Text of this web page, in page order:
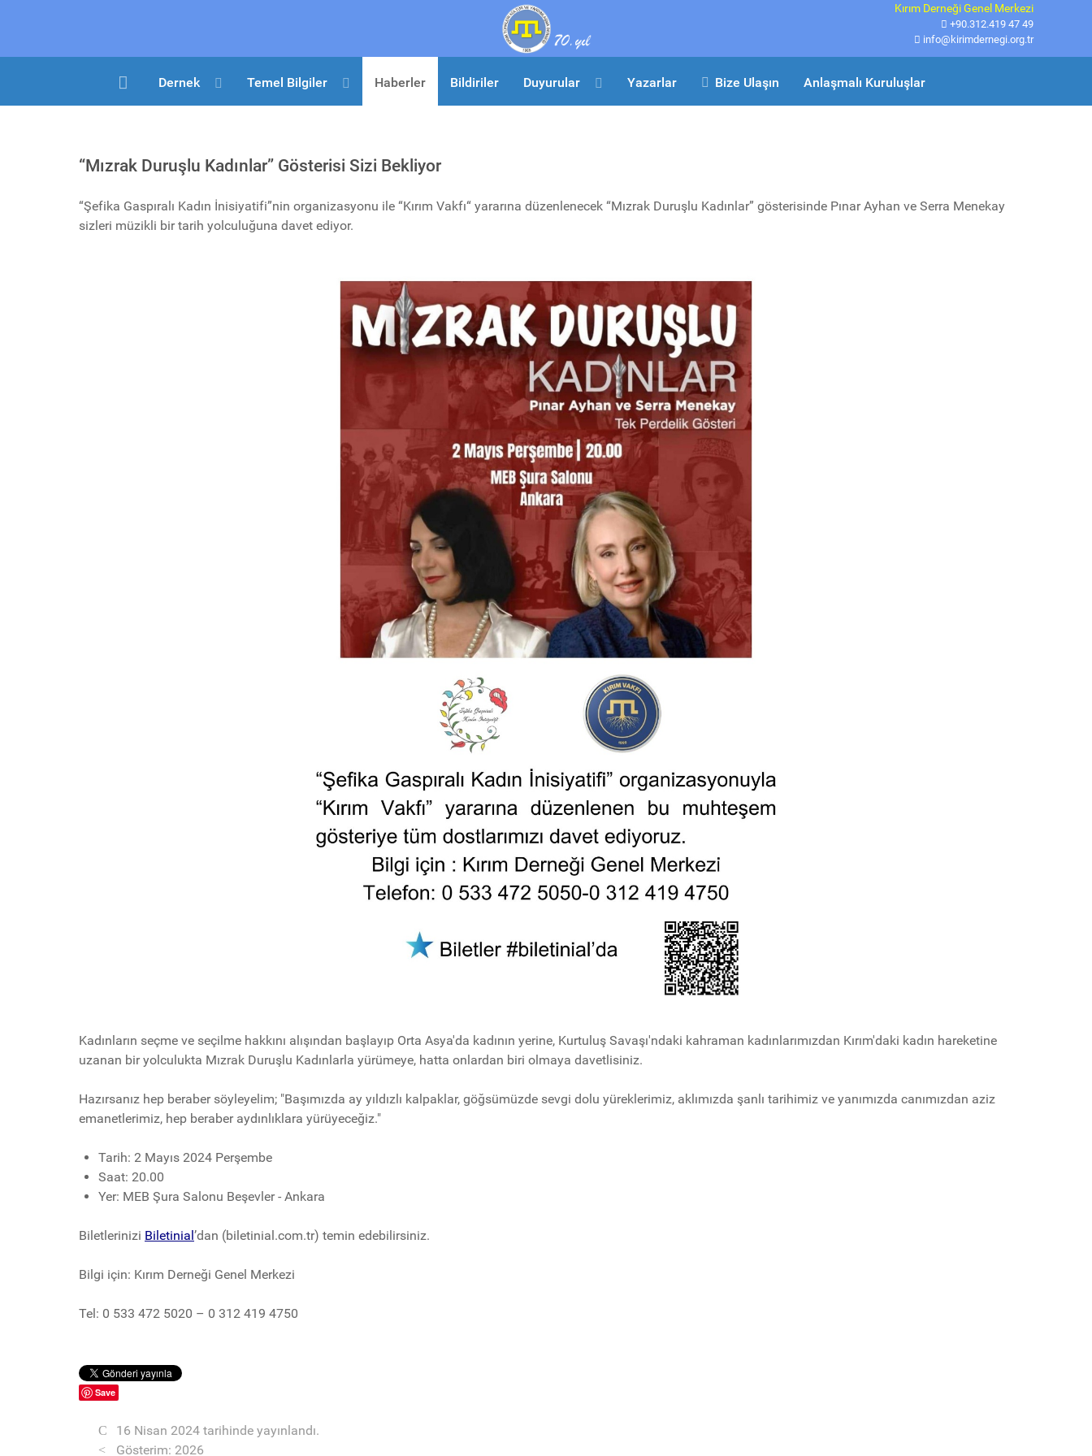
Kırım Derneği Genel Merkezi
+90.312.419 47 49
info@kirimdernegi.org.tr
Dernek Temel Bilgiler Haberler Bildiriler Duyurular Yazarlar Bize Ulaşın Anlaşmalı Kuruluşlar
“Mızrak Duruşlu Kadınlar” Gösterisi Sizi Bekliyor
“Şefika Gaspıralı Kadın İnisiyatifi”nin organizasyonu ile “Kırım Vakfı“ yararına düzenlenecek “Mızrak Duruşlu Kadınlar” gösterisinde Pınar Ayhan ve Serra Menekay
sizleri müzikli bir tarih yolculuğuna davet ediyor.
Kadınların seçme ve seçilme hakkını alışından başlayıp Orta Asya'da kadının yerine, Kurtuluş Savaşı'ndaki kahraman kadınlarımızdan Kırım'daki kadın hareketine
uzanan bir yolculukta Mızrak Duruşlu Kadınlarla yürümeye, hatta onlardan biri olmaya davetlisiniz.
Hazırsanız hep beraber söyleyelim; "Başımızda ay yıldızlı kalpaklar, göğsümüzde sevgi dolu yüreklerimiz, aklımızda şanlı tarihimiz ve yanımızda canımızdan aziz
emanetlerimiz, hep beraber aydınlıklara yürüyeceğiz."
Tarih: 2 Mayıs 2024 Perşembe
Saat: 20.00
Yer: MEB Şura Salonu Beşevler - Ankara
Biletlerinizi Biletinial’dan (biletinial.com.tr) temin edebilirsiniz.
Bilgi için: Kırım Derneği Genel Merkezi
Tel: 0 533 472 5020 – 0 312 419 4750
Save
16 Nisan 2024 tarihinde yayınlandı.
Gösterim: 2026